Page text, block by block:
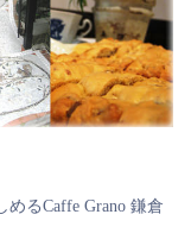
るCaffe Grano 鎌倉